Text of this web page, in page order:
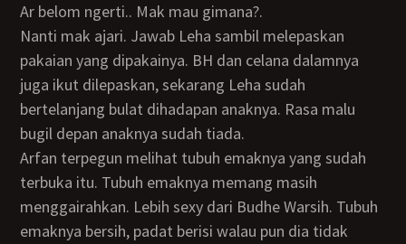
Ar belom ngerti.. Mak mau gimana?.
Nanti mak ajari. Jawab Leha sambil melepaskan
pakaian yang dipakainya. BH dan celana dalamnya
juga ikut dilepaskan, sekarang Leha sudah
bertelanjang bulat dihadapan anaknya. Rasa malu
bugil depan anaknya sudah tiada.
Arfan terpegun melihat tubuh emaknya yang sudah
terbuka itu. Tubuh emaknya memang masih
menggairahkan. Lebih sexy dari Budhe Warsih. Tubuh
emaknya bersih, padat berisi walau pun dia tidak